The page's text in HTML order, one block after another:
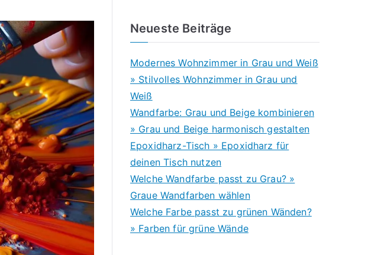
Neueste Beiträge
Modernes Wohnzimmer in Grau und Weiß
» Stilvolles Wohnzimmer in Grau und
Weiß
Wandfarbe: Grau und Beige kombinieren
» Grau und Beige harmonisch gestalten
Epoxidharz-Tisch » Epoxidharz für
deinen Tisch nutzen
Welche Wandfarbe passt zu Grau? »
Graue Wandfarben wählen
Welche Farbe passt zu grünen Wänden?
» Farben für grüne Wände